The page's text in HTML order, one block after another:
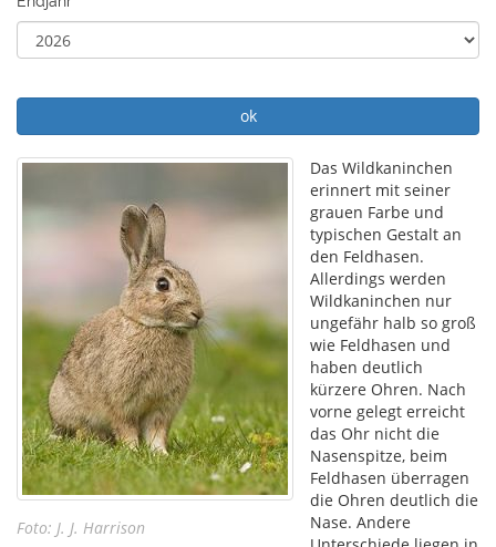
ok
Foto: J. J. Harrison
Das Wildkaninchen
erinnert mit seiner
grauen Farbe und
typischen Gestalt an
den Feldhasen.
Allerdings werden
Wildkaninchen nur
ungefähr halb so groß
wie Feldhasen und
haben deutlich
kürzere Ohren. Nach
vorne gelegt erreicht
das Ohr nicht die
Nasenspitze, beim
Feldhasen überragen
die Ohren deutlich die
Nase. Andere